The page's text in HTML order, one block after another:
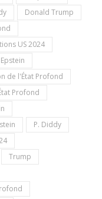
Donald Trump
US 2024
Epstein
de l'État Profond
Profond
P. Diddy
Trump